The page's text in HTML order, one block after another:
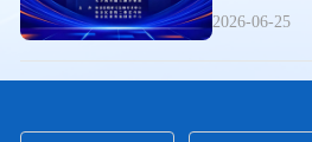
2026-06-25